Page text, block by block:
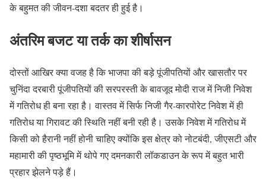
के बहुमत की जीवन-दशा बदतर ही हुई है।
अंतरिम बजट या तर्क का शीर्षासन
दोस्तों आखिर क्या वजह है कि भाजपा की बड़े पूंजीपतियों और खासतौर पर
चुनिंदा दरबारी पूंजीपतियों की सरपरस्ती के बावजूद मोदी राज में निजी निवेश
में गतिरोध ही बना रहा है। वास्तव में सिर्फ निजी गैर-कारपोरेट निवेश में ही
गतिरोध या गिरावट की स्थिति नहीं बनी रही है। उसके निवेश में गतिरोध में
किसी को हैरानी नहीं होनी चाहिए क्योंकि इस क्षेत्र को नोटबंदी, जीएसटी और
महामारी की पृष्ठभूमि में थोपे गए दमनकारी लॉकडाउन के रूप में बहुत भारी
प्रहार झेलने पड़े हैं।